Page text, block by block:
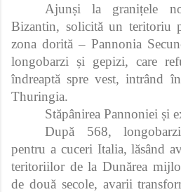
Ajunși la granițele
Bizantin, solicită un teritoriu
zona dorită – Pannonia
longobarzi și gepizi, care
îndreaptă spre vest, intrând
Thuringia.
Stăpânirea Pannoniei și
După 568,
pentru a cuceri Italia, lăsând
teritoriilor de la Dunărea
de două secole, avarii